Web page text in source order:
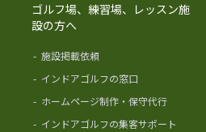
ゴルフ場、練習場、レッスン施
設の方へ
- 施設掲載依頼
- インドアゴルフの窓口
- ホームページ制作・保守代行
- インドアゴルフの集客サポート